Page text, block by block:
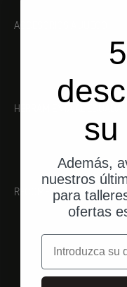
ACCESORIOS A JUEGO
HERRAMIENTA ADECUADA
RECOMENDACIONES
su
Además,
nuestros
para
ofertas
correo